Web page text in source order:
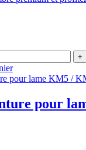
+
pour